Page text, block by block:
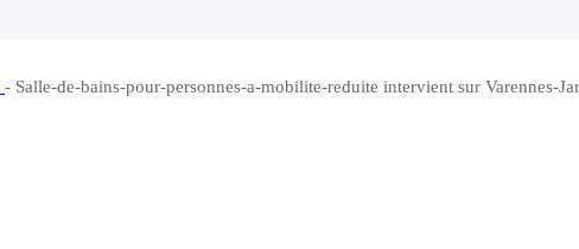
- Salle-de-bains-pour-personnes-a-mobilite-reduite intervient sur Varennes-